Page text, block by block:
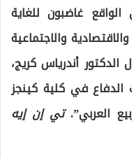
غاضبون للغاية
والاجتماعية
أندرياس كريج،
في كلية كينجز
العربي”.تي إن إيه